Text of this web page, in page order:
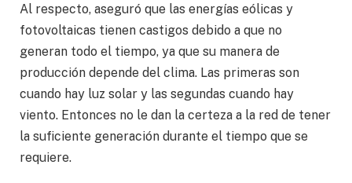
Al respecto, aseguró que las energías eólicas y
fotovoltaicas tienen castigos debido a que no
generan todo el tiempo, ya que su manera de
producción depende del clima. Las primeras son
cuando hay luz solar y las segundas cuando hay
viento. Entonces no le dan la certeza a la red de tener
la suficiente generación durante el tiempo que se
requiere.